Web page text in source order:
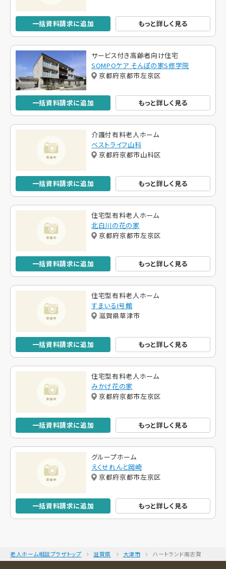
一括資料請求に追加 もっと詳しく見る
サービス付き高齢者向け住宅
SOMPOケア そんぽの家S修学院
京都府京都市左京区
一括資料請求に追加 もっと詳しく見る
介護付有料老人ホーム
ベストライフ山科
京都府京都市山科区
一括資料請求に追加 もっと詳しく見る
住宅型有料老人ホーム
北白川の花の家
京都府京都市左京区
一括資料請求に追加 もっと詳しく見る
住宅型有料老人ホーム
すまいるI号館
滋賀県草津市
一括資料請求に追加 もっと詳しく見る
住宅型有料老人ホーム
みかげ花の家
京都府京都市左京区
一括資料請求に追加 もっと詳しく見る
グループホーム
えくせれんと岡崎
京都府京都市左京区
一括資料請求に追加 もっと詳しく見る
老人ホーム相談プラザトップ 滋賀県 大津市 ハートランド南志賀